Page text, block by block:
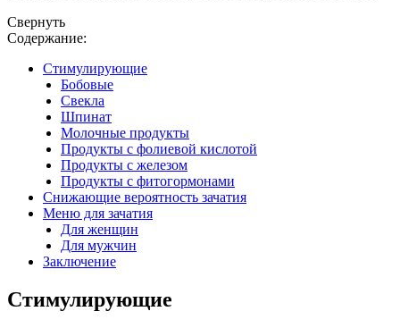
Свернуть
Содержание:
Стимулирующие
Бобовые
Свекла
Шпинат
Молочные продукты
Продукты с фолиевой кислотой
Продукты с железом
Продукты с фитогормонами
Снижающие вероятность зачатия
Меню для зачатия
Для женщин
Для мужчин
Заключение
Стимулирующие